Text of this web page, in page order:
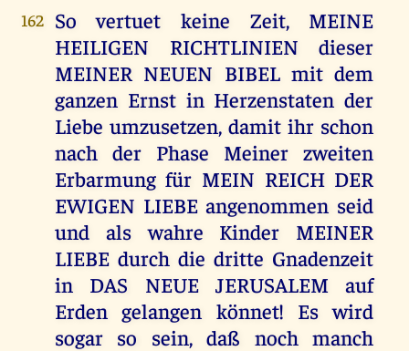
162 So vertuet keine Zeit, MEINE
HEILIGEN RICHTLINIEN dieser
MEINER NEUEN BIBEL mit dem
ganzen Ernst in Herzenstaten der
Liebe umzusetzen, damit ihr schon
nach der Phase Meiner zweiten
Erbarmung für MEIN REICH DER
EWIGEN LIEBE angenommen seid
und als wahre Kinder MEINER
LIEBE durch die dritte Gnadenzeit
in DAS NEUE JERUSALEM auf
Erden gelangen könnet! Es wird
sogar so sein, daß noch manch